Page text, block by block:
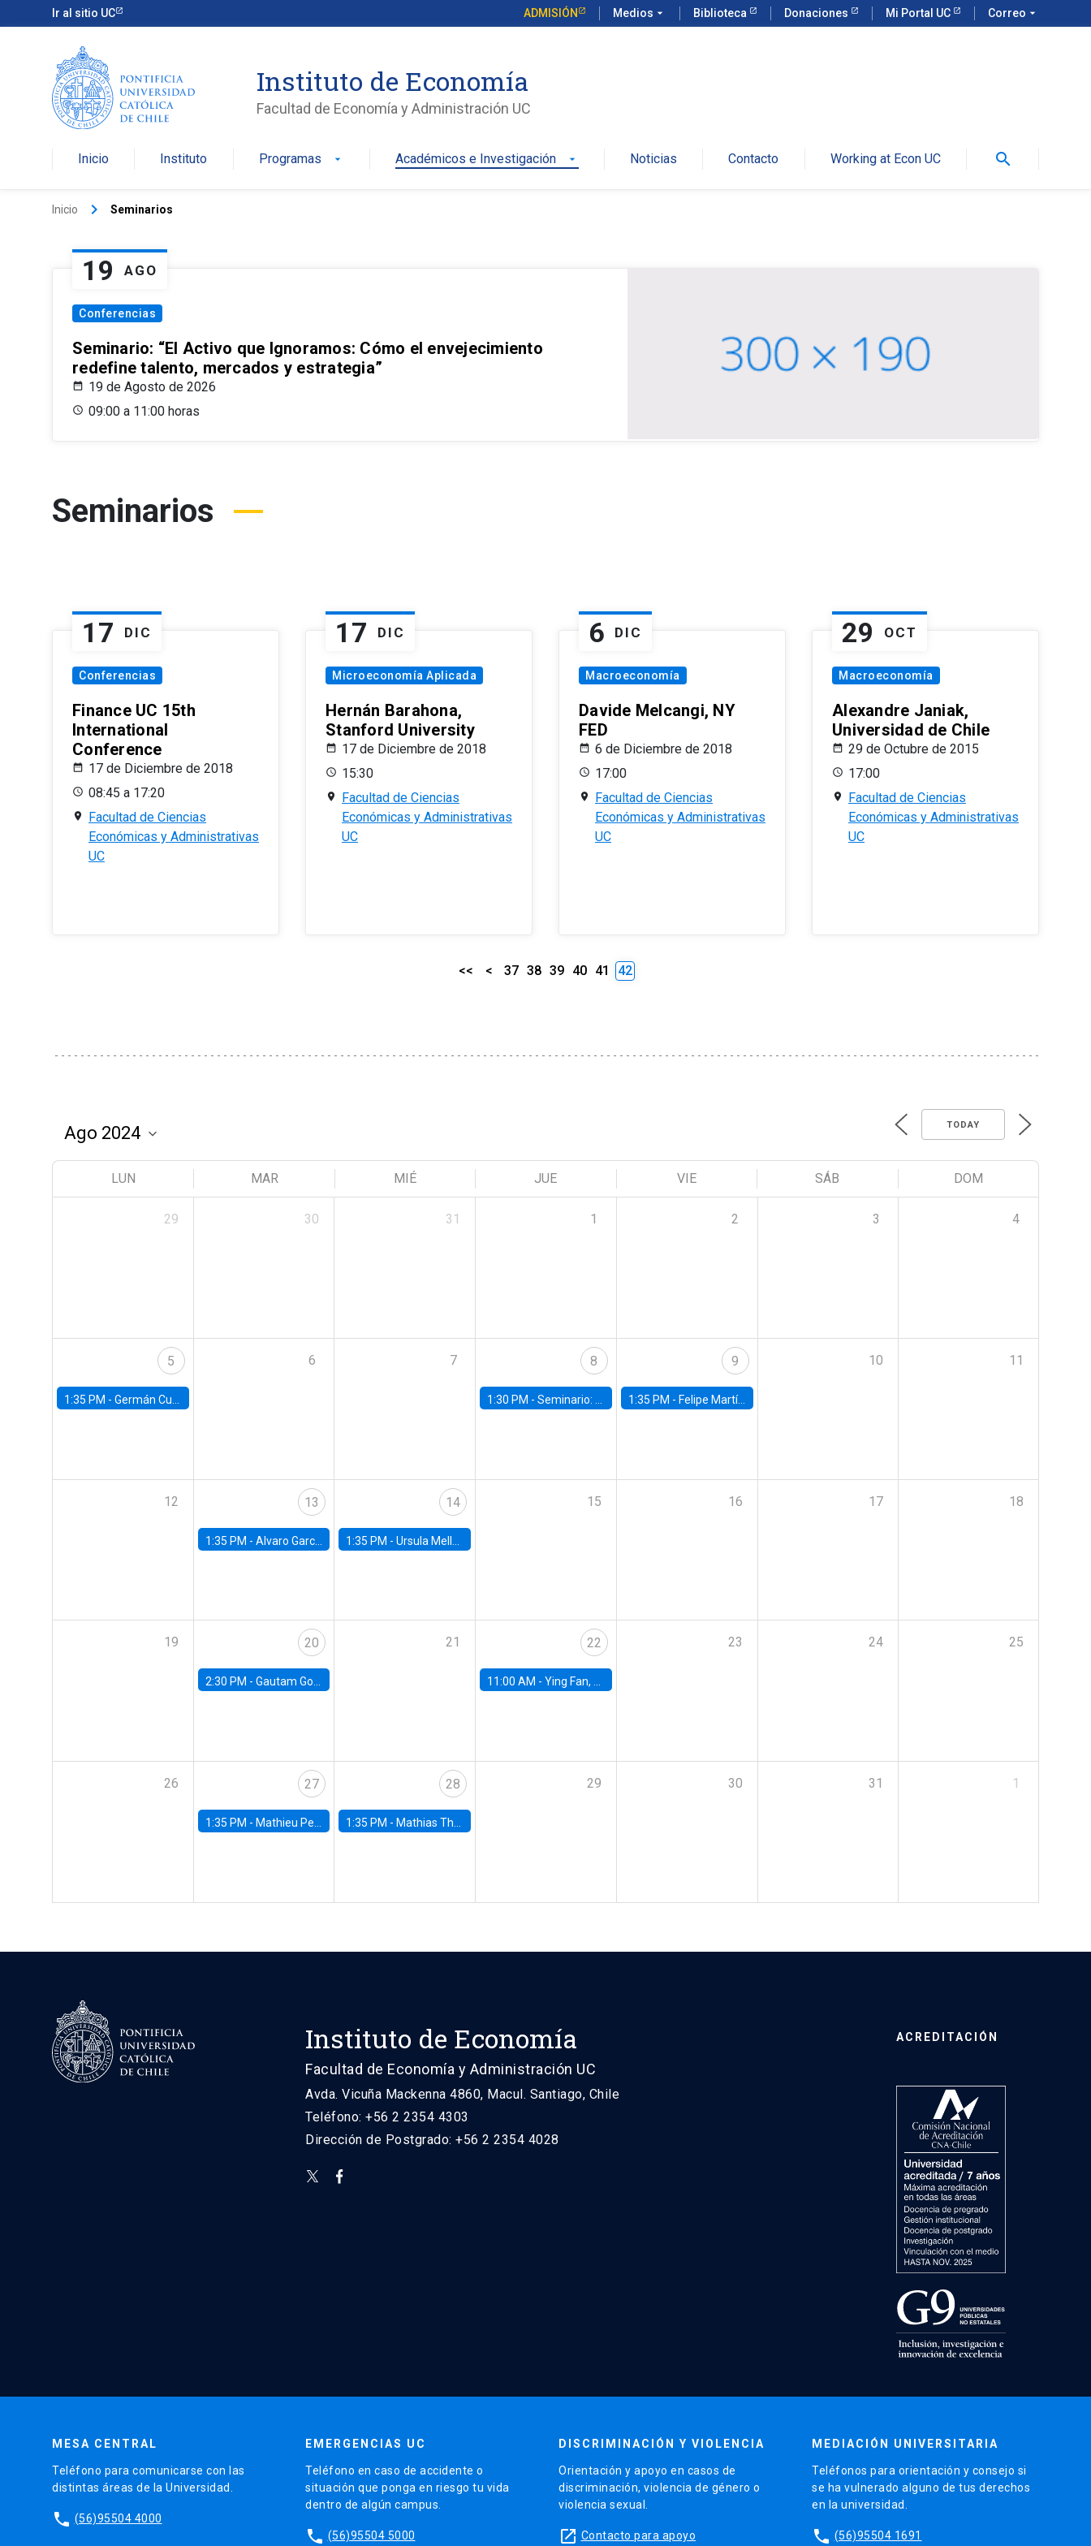
Ir al sitio UC ADMISIÓN Medios arrow_drop_down Biblioteca Donaciones Mi Portal UC Correo arrow_drop_down
Instituto de Economía
Facultad de Economía y Administración UC
Inicio Instituto Programas arrow_drop_down Académicos e Investigación arrow_drop_down Noticias Contacto Working at Econ UC search
Inicio keyboard_arrow_right Seminarios
19 AGO
Conferencias
Seminario: “El Activo que Ignoramos: Cómo el envejecimiento
redefine talento, mercados y estrategia”
19 de Agosto de 2026
09:00 a 11:00 horas
Seminarios
17 DIC
Conferencias
Finance UC 15th
International
Conference
17 de Diciembre de 2018
08:45 a 17:20
Facultad de Ciencias
Económicas y Administrativas
UC
17 DIC
Microeconomía Aplicada
Hernán Barahona,
Stanford University
17 de Diciembre de 2018
15:30
Facultad de Ciencias
Económicas y Administrativas
UC
6 DIC
Macroeconomía
Davide Melcangi, NY
FED
6 de Diciembre de 2018
17:00
Facultad de Ciencias
Económicas y Administrativas
UC
29 OCT
Macroeconomía
Alexandre Janiak,
Universidad de Chile
29 de Octubre de 2015
17:00
Facultad de Ciencias
Económicas y Administrativas
UC
<< < 37 38 39 40 41 42
TODAY
LUN MAR MIÉ JUE VIE SÁB DOM
29 30 31 1 2 3 4
5
1:35 PM - Germán Cubas, University of Houston
6 7 8
1:30 PM -Seminario: “Recuperando la humanidad para progresar en la era de la IA»
9
1:35 PM - Felipe Martínez, alumno Doctorado en Economía UC
10 11
12 13
1:35 PM - Alvaro Garcia-Marin, Universidad de Los Andes
14
1:35 PM -Ursula Mello, Insper - Institute of Education and Research
15 16 17 18
19 20
2:30 PM - Gautam Gowrisankaran, Columbia University
21 22
11:00 AM -Ying Fan, University of Michigan
23 24 25
26 27
1:35 PM - Mathieu Pedemonte, IDB
28
1:35 PM - Mathias Thoenig, University of Lausanne
29 30 31 1
Instituto de Economía
Facultad de Economía y Administración UC
Avda. Vicuña Mackenna 4860, Macul. Santiago, Chile
Teléfono: +56 2 2354 4303
Dirección de Postgrado: +56 2 2354 4028
ACREDITACIÓN
MESA CENTRAL
Teléfono para comunicarse con las
distintas áreas de la Universidad.
phone (56)95504 4000
EMERGENCIAS UC
Teléfono en caso de accidente o
situación que ponga en riesgo tu vida
dentro de algún campus.
phone (56)95504 5000
DISCRIMINACIÓN Y VIOLENCIA
Orientación y apoyo en casos de
discriminación, violencia de género o
violencia sexual.
launch Contacto para apoyo
MEDIACIÓN UNIVERSITARIA
Teléfonos para orientación y consejo si
se ha vulnerado alguno de tus derechos
en la universidad.
phone (56)95504 1691